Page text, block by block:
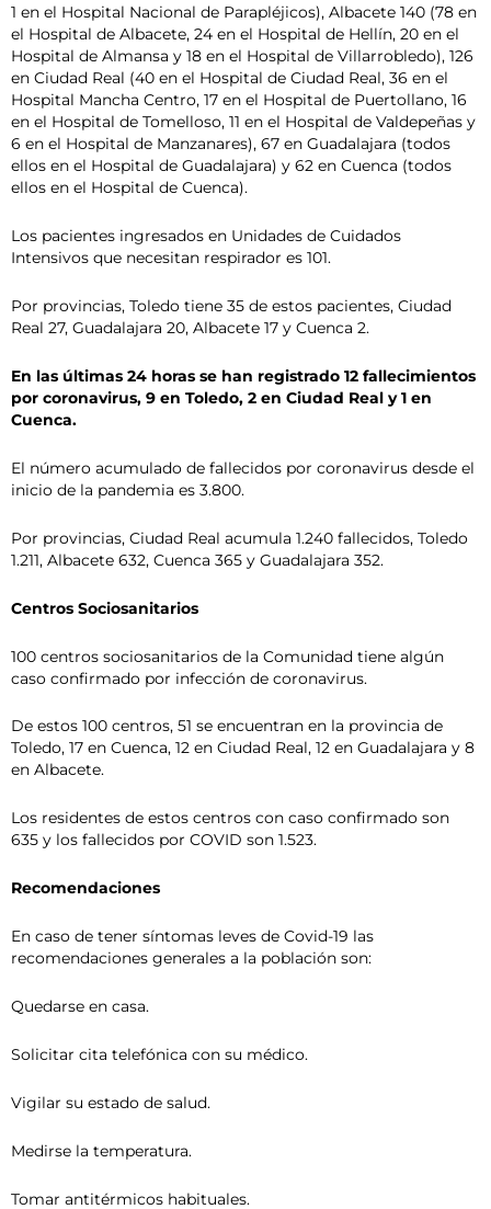
1 en el Hospital Nacional de Parapléjicos), Albacete 140 (78 en
el Hospital de Albacete, 24 en el Hospital de Hellín, 20 en el
Hospital de Almansa y 18 en el Hospital de Villarrobledo), 126
en Ciudad Real (40 en el Hospital de Ciudad Real, 36 en el
Hospital Mancha Centro, 17 en el Hospital de Puertollano, 16
en el Hospital de Tomelloso, 11 en el Hospital de Valdepeñas y
6 en el Hospital de Manzanares), 67 en Guadalajara (todos
ellos en el Hospital de Guadalajara) y 62 en Cuenca (todos
ellos en el Hospital de Cuenca).
Los pacientes ingresados en Unidades de Cuidados
Intensivos que necesitan respirador es 101.
Por provincias, Toledo tiene 35 de estos pacientes, Ciudad
Real 27, Guadalajara 20, Albacete 17 y Cuenca 2.
En las últimas 24 horas se han registrado 12 fallecimientos
por coronavirus, 9 en Toledo, 2 en Ciudad Real y 1 en
Cuenca.
El número acumulado de fallecidos por coronavirus desde el
inicio de la pandemia es 3.800.
Por provincias, Ciudad Real acumula 1.240 fallecidos, Toledo
1.211, Albacete 632, Cuenca 365 y Guadalajara 352.
Centros Sociosanitarios
100 centros sociosanitarios de la Comunidad tiene algún
caso confirmado por infección de coronavirus.
De estos 100 centros, 51 se encuentran en la provincia de
Toledo, 17 en Cuenca, 12 en Ciudad Real, 12 en Guadalajara y 8
en Albacete.
Los residentes de estos centros con caso confirmado son
635 y los fallecidos por COVID son 1.523.
Recomendaciones
En caso de tener síntomas leves de Covid-19 las
recomendaciones generales a la población son:
Quedarse en casa.
Solicitar cita telefónica con su médico.
Vigilar su estado de salud.
Medirse la temperatura.
Tomar antitérmicos habituales.